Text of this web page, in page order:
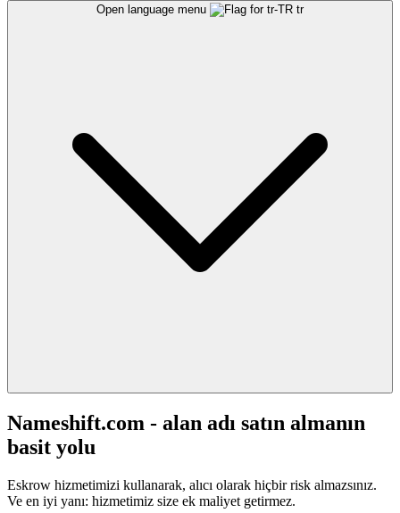
Open language menu tr
Nameshift.com - alan adı satın almanın
basit yolu
Eskrow hizmetimizi kullanarak, alıcı olarak hiçbir risk almazsınız.
Ve en iyi yanı: hizmetimiz size ek maliyet getirmez.